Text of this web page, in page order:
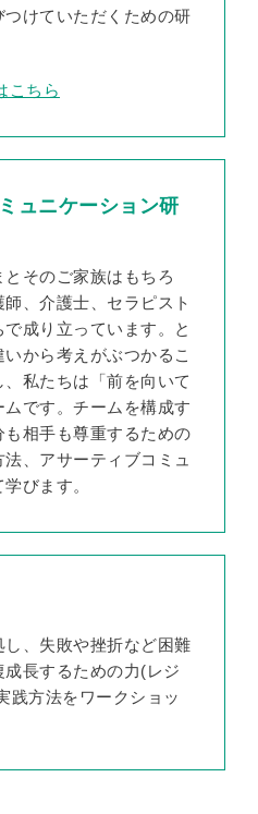
けていただくための研
こちら
ュニケーション研
そのご家族はもちろ
、介護士、セラピスト
成り立っています。と
から考えがぶつかるこ
私たちは「前を向いて
です。チームを構成す
相手も尊重するための
、アサーティブコミュ
びます。
、失敗や挫折など困難
長するための力(レジ
践方法をワークショッ